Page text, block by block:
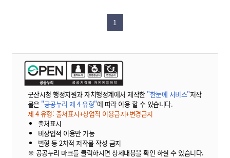
1
군산시청 행정지원과 자치행정계에서 제작한 "한눈에 서비스"저작
물은 "공공누리 제 4 유형"에 따라 이용 할 수 있습니다.
제 4 유형: 출처표시+상업적 이용금지+변경금지
출처표시
비상업적 이용만 가능
변형 등 2차적 저작물 작성 금지
※ 공공누리 마크를 클릭하시면 상세내용을 확인 하실 수 있습니다.